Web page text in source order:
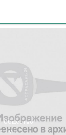
Общество